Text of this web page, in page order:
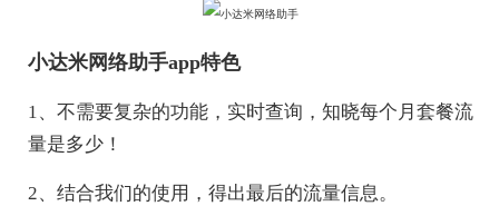
小达米网络助手app特色
1、不需要复杂的功能，实时查询，知晓每个月套餐流
量是多少！
2、结合我们的使用，得出最后的流量信息。